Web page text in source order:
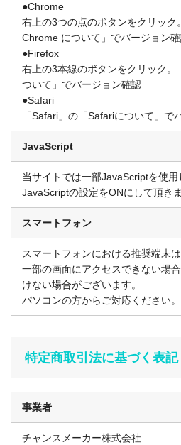
●Chrome
右上の3つの点のボタンをクリッ
Chrome について」でバージョン
●Firefox
右上の3本線のボタンをクリック。
ついて」でバージョン確認
●Safari
「Safari」の「Safariについて」で
JavaScript
当サイトでは一部JavaScriptを使用
JavaScriptの設定をONにして頂き
スマートフォン
スマートフォンにおける推奨端末
一部の画面にアクセスできない場
けない場合がございます。
パソコンの方からご対応ください。
特定商取引法に基づく表記
事業者
チャンスメーカー株式会社